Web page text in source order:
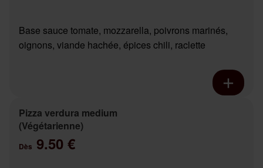
Base sauce tomate, mozzarella, poivrons marinés,
oignons, viande hachée, épices chili, raclette
Pizza verdura medium
(Végétarienne)
Dès 9.50 €